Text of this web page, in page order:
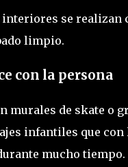
se realizan
limpio.
con la persona
murales de skate o
infantiles que con
mucho tiempo.